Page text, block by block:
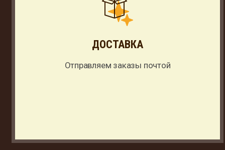
ДОСТАВКА
Отправляем заказы почтой